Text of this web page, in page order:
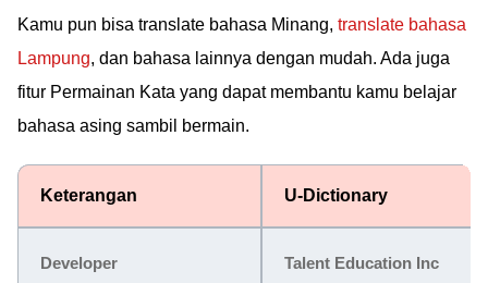
Kamu pun bisa translate bahasa Minang, translate bahasa
Lampung, dan bahasa lainnya dengan mudah. Ada juga
fitur Permainan Kata yang dapat membantu kamu belajar
bahasa asing sambil bermain.
Keterangan U-Dictionary
Developer Talent Education Inc